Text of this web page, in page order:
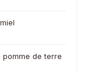
de terre